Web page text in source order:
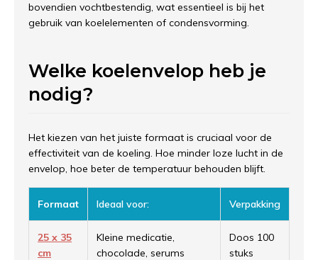
bovendien vochtbestendig, wat essentieel is bij het
gebruik van koelelementen of condensvorming.
Welke koelenvelop heb je
nodig?
Het kiezen van het juiste formaat is cruciaal voor de
effectiviteit van de koeling. Hoe minder loze lucht in de
envelop, hoe beter de temperatuur behouden blijft.
Formaat Ideaal voor: Verpakking
25 x 35
cm
Kleine medicatie,
chocolade, serums
Doos 100
stuks